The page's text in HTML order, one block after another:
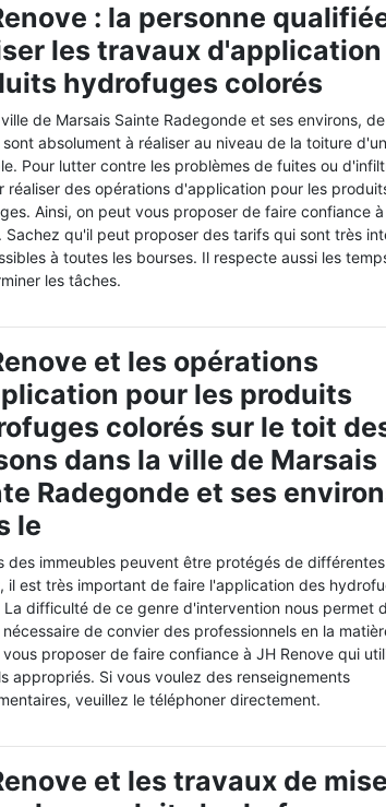
: la personne
les travaux d'application
hydrofuges colorés
de Marsais Sainte Radegonde et ses environs,
absolument à réaliser au niveau de la toiture d'un
Pour lutter contre les problèmes de fuites ou
réaliser des opérations d'application pour les
Ainsi, on peut vous proposer de faire confiance
Sachez qu'il peut proposer des tarifs qui sont très
à toutes les bourses. Il respecte aussi les
les tâches.
et les opérations
pour les produits
colorés sur le toit
dans la ville de Marsais
Radegonde et ses
le
des immeubles peuvent être protégés de
il est très important de faire l'application des
La difficulté de ce genre d'intervention nous permet
de convier des professionnels en la
proposer de faire confiance à JH Renove qui
appropriés. Si vous voulez des renseignements
veuillez le téléphoner directement.
et les travaux de